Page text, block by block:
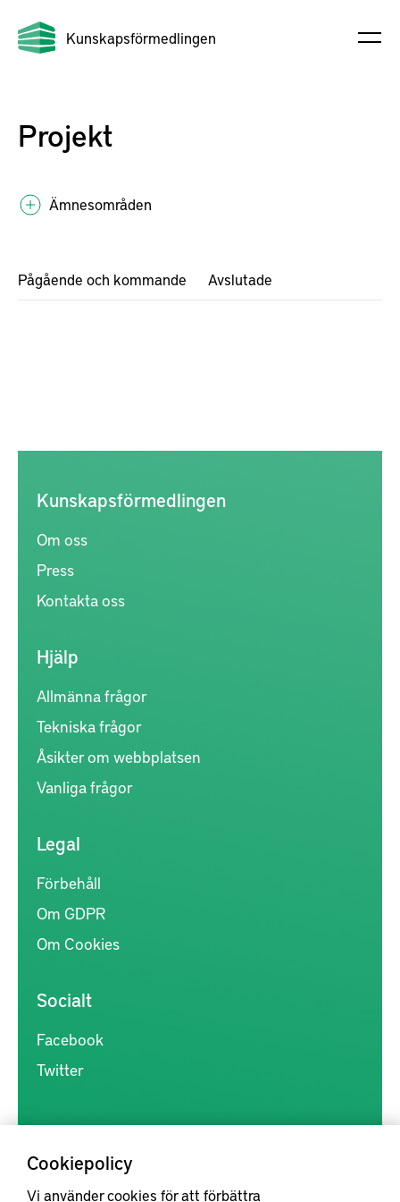
Kunskapsförmedlingen
Projekt
Ämnesområden
Pågående och kommande Avslutade
Cookiepolicy
Vi använder cookies för att förbättra
Kunskapsförmedlingen
Om oss
Press
Kontakta oss
Hjälp
Allmänna frågor
Tekniska frågor
Åsikter om webbplatsen
Vanliga frågor
Legal
Förbehåll
Om GDPR
Om Cookies
Socialt
Facebook
Twitter